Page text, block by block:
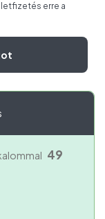
erre a
49